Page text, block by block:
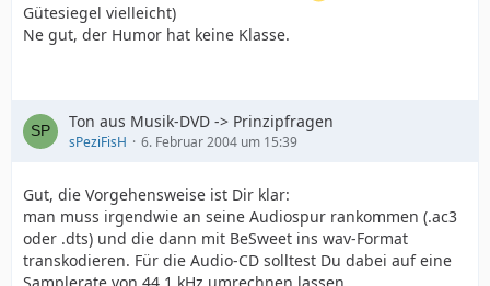
Gütesiegel vielleicht)
Ne gut, der Humor hat keine Klasse.
Ton aus Musik-DVD -> Prinzipfragen
sPeziFisH 6. Februar 2004 um 15:39
Gut, die Vorgehensweise ist Dir klar:
man muss irgendwie an seine Audiospur rankommen (.ac3
oder .dts) und die dann mit BeSweet ins wav-Format
transkodieren. Für die Audio-CD solltest Du dabei auf eine